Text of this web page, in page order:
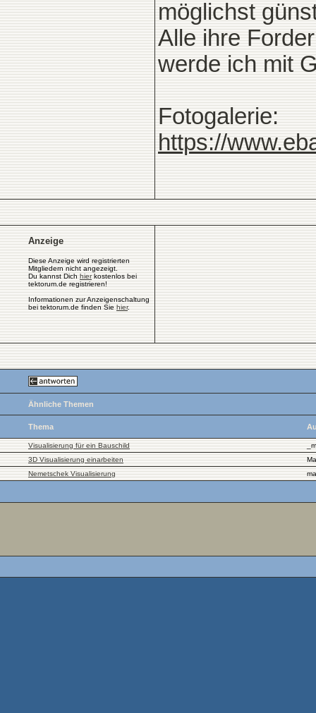
möglichst
Alle ihre
werde ich mit
Fotogalerie:
https://
Anzeige
Diese Anzeige wird registrierten
Mitgliedern nicht angezeigt.
Du kannst Dich hierkostenlos bei
tektorum.de registrieren!
Informationen zur Anzeigenschaltung
bei tektorum.de finden Sie hier.
Ähnliche Themen
Thema
Visualisierung für ein Bauschild
3D Visualisierung einarbeiten
Nemetschek Visualisierung